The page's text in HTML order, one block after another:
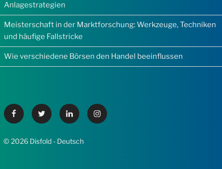
Anlagestrategien
Meisterschaft in der Marktforschung: Werkzeuge, Techniken
und häufige Fallstricke
Wie verschiedene Börsen den Handel beeinflussen
FacebookTwitter LinkedinInstagram
© 2026 Disfold - Deutsch